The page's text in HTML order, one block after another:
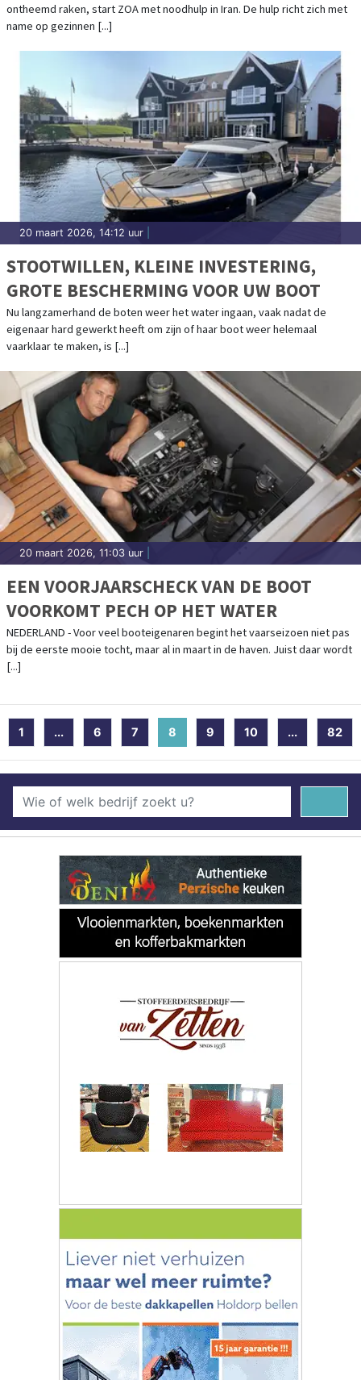
ontheemd raken, start ZOA met noodhulp in Iran. De hulp richt zich met
name op gezinnen [...]
20 maart 2026, 14:12 uur
STOOTWILLEN, KLEINE INVESTERING,
GROTE BESCHERMING VOOR UW BOOT
Nu langzamerhand de boten weer het water ingaan, vaak nadat de
eigenaar hard gewerkt heeft om zijn of haar boot weer helemaal
vaarklaar te maken, is [...]
20 maart 2026, 11:03 uur
EEN VOORJAARSCHECK VAN DE BOOT
VOORKOMT PECH OP HET WATER
NEDERLAND - Voor veel booteigenaren begint het vaarseizoen niet pas
bij de eerste mooie tocht, maar al in maart in de haven. Juist daar wordt
[...]
1 ... 6 7 8 (current)
9 10 ... 82